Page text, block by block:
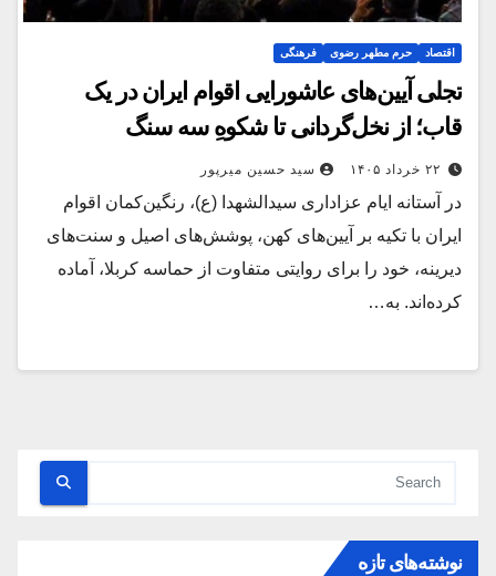
اقتصاد حرم مطهر رضوی فرهنگی
تجلی آیین‌های عاشورایی اقوام ایران در یک
قاب؛ از نخل‌گردانی تا شکوهِ سه سنگ
۲۲ خرداد ۱۴۰۵ سید حسین میرپور
در آستانه ایام عزاداری سیدالشهدا (ع)، رنگین‌کمان اقوام
ایران با تکیه بر آیین‌های کهن، پوشش‌های اصیل و سنت‌های
دیرینه، خود را برای روایتی متفاوت از حماسه کربلا، آماده
کرده‌اند. به…
نوشته‌های تازه